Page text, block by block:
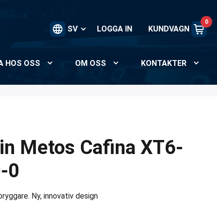
SV LOGGA IN KUNDVAGN
0
HOS OSS OM OSS KONTAKTER
Metos Cafina XT6-
0
Ny, innovativ design